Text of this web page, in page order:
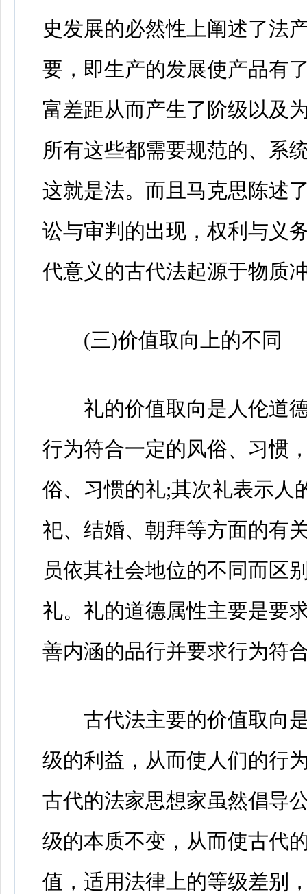
史发展的必然性上阐述了法
要，即生产的发展使产品有
富差距从而产生了阶级以及
所有这些都需要规范的、系
这就是法。而且马克思陈述
讼与审判的出现，权利与义
代意义的古代法起源于物质
(三)价值取向上的不同
礼的价值取向是人伦道德
行为符合一定的风俗、习惯
俗、习惯的礼;其次礼表示人
祀、结婚、朝拜等方面的有
员依其社会地位的不同而区
礼。礼的道德属性主要是要
善内涵的品行并要求行为符
古代法主要的价值取向是
级的利益，从而使人们的行
古代的法家思想家虽然倡导
级的本质不变，从而使古代
值，适用法律上的等级差别